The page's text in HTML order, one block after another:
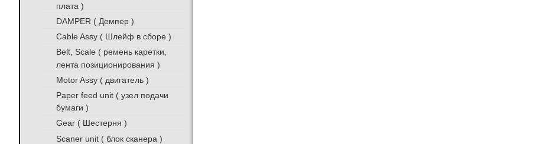
плата )
DAMPER ( Демпер )
Cable Assy ( Шлейф в сборе )
Belt, Scale ( ремень каретки,
лента позиционирования )
Motor Assy ( двигатель )
Paper feed unit ( узел подачи
бумаги )
Gear ( Шестерня )
Scaner unit ( блок сканера )